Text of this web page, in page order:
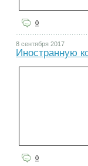
0
8 сентября 2017
Иностранную
0